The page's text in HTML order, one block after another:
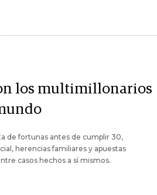
los multimillonarios
de fortunas antes de cumplir 30,
herencias familiares y apuestas
casos hechos a sí mismos.